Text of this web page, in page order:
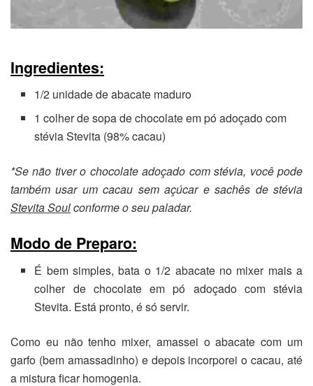
Ingredientes:
1/2 unidade de abacate maduro
1 colher de sopa de chocolate em pó adoçado com
stévia Stevita (98% cacau)
*Se não tiver o chocolate adoçado com stévia, você pode
também usar um cacau sem açúcar e sachês de stévia
Stevita Soulconforme o seu paladar.
Modo de Preparo:
É bem simples, bata o 1/2 abacate no mixer mais a
colher de chocolate em pó adoçado com stévia
Stevita. Está pronto, é só servir.
Como eu não tenho mixer, amassei o abacate com um
garfo (bem amassadinho) e depois incorporei o cacau, até
a mistura ficar homogenia.